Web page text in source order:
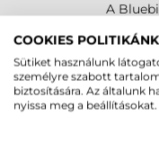
A
A
COOKIES POLITIKÁNK
Sütiket használunk
személyre szabott
biztosítására. Az általunk
nyissa meg a beállításokat.